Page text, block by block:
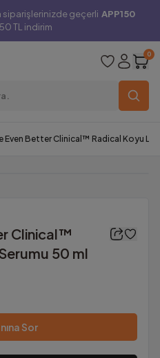
siparişlerinizde geçerli APP150
TL indirim
0
Even Better Clinical™ Radical Koyu
Clinical™
50 ml
Sor